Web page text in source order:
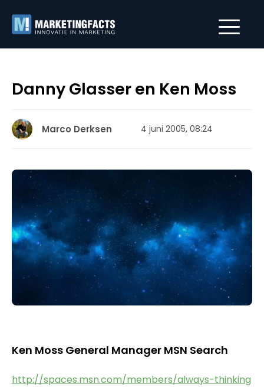
Danny Glasser en Ken Moss
Marco Derksen 4 juni 2005, 08:24
Ken Moss General Manager MSN Search
http://spaces.msn.com/members/always-thinking